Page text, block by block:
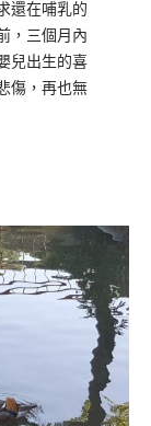
還在哺乳的
，三個月內
兒出生的喜
傷，再也無